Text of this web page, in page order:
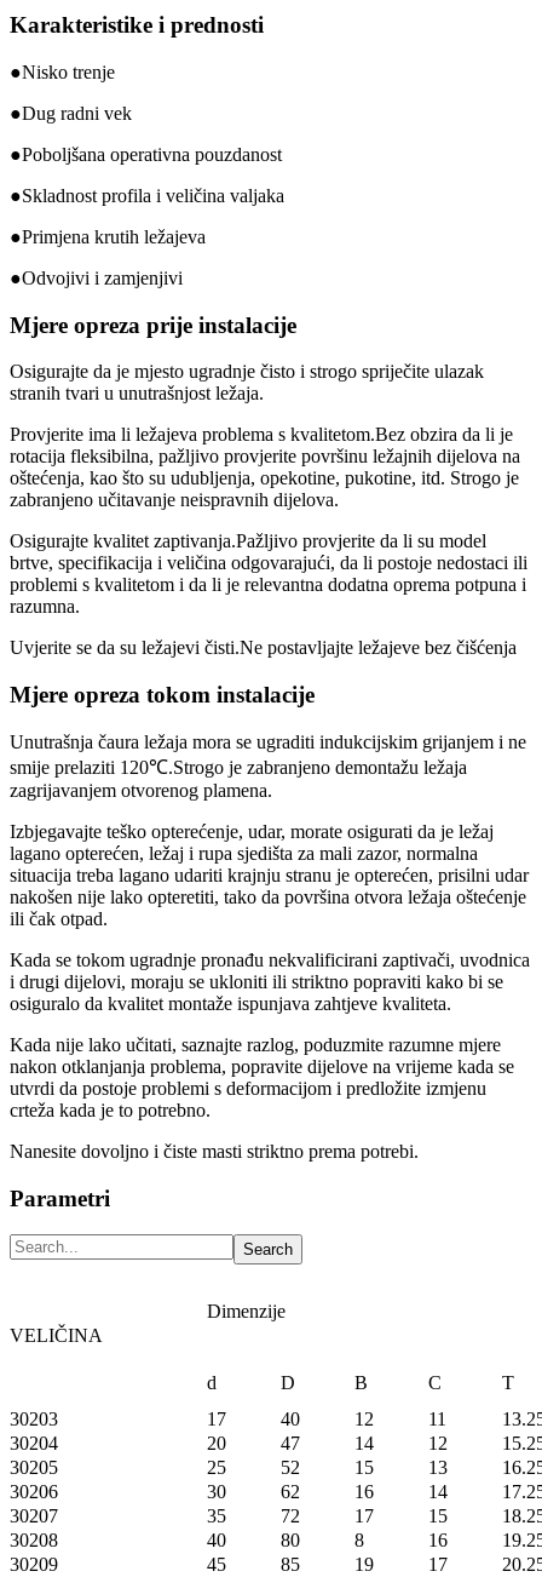
Karakteristike i prednosti
●Nisko trenje
●Dug radni vek
●Poboljšana operativna pouzdanost
●Skladnost profila i veličina valjaka
●Primjena krutih ležajeva
●Odvojivi i zamjenjivi
Mjere opreza prije instalacije
Osigurajte da je mjesto ugradnje čisto i strogo spriječite ulazak
stranih tvari u unutrašnjost ležaja.
Provjerite ima li ležajeva problema s kvalitetom.Bez obzira da li je
rotacija fleksibilna, pažljivo provjerite površinu ležajnih dijelova na
oštećenja, kao što su udubljenja, opekotine, pukotine, itd. Strogo je
zabranjeno učitavanje neispravnih dijelova.
Osigurajte kvalitet zaptivanja.Pažljivo provjerite da li su model
brtve, specifikacija i veličina odgovarajući, da li postoje nedostaci ili
problemi s kvalitetom i da li je relevantna dodatna oprema potpuna i
razumna.
Uvjerite se da su ležajevi čisti.Ne postavljajte ležajeve bez čišćenja
Mjere opreza tokom instalacije
Unutrašnja čaura ležaja mora se ugraditi indukcijskim grijanjem i ne
smije prelaziti 120℃.Strogo je zabranjeno demontažu ležaja
zagrijavanjem otvorenog plamena.
Izbjegavajte teško opterećenje, udar, morate osigurati da je ležaj
lagano opterećen, ležaj i rupa sjedišta za mali zazor, normalna
situacija treba lagano udariti krajnju stranu je opterećen, prisilni udar
nakošen nije lako opteretiti, tako da površina otvora ležaja oštećenje
ili čak otpad.
Kada se tokom ugradnje pronađu nekvalificirani zaptivači, uvodnica
i drugi dijelovi, moraju se ukloniti ili striktno popraviti kako bi se
osiguralo da kvalitet montaže ispunjava zahtjeve kvaliteta.
Kada nije lako učitati, saznajte razlog, poduzmite razumne mjere
nakon otklanjanja problema, popravite dijelove na vrijeme kada se
utvrdi da postoje problemi s deformacijom i predložite izmjenu
crteža kada je to potrebno.
Nanesite dovoljno i čiste masti striktno prema potrebi.
Parametri
VELIČINA
Dimenzije
d D B C
T
30203
17 40 12 11
30204
20 47 14 12
30205
25 52 15 13
30206
30 62 16 14
30207
35 72 17 15
30208
40 80 8 16
30209
45 85 19 17